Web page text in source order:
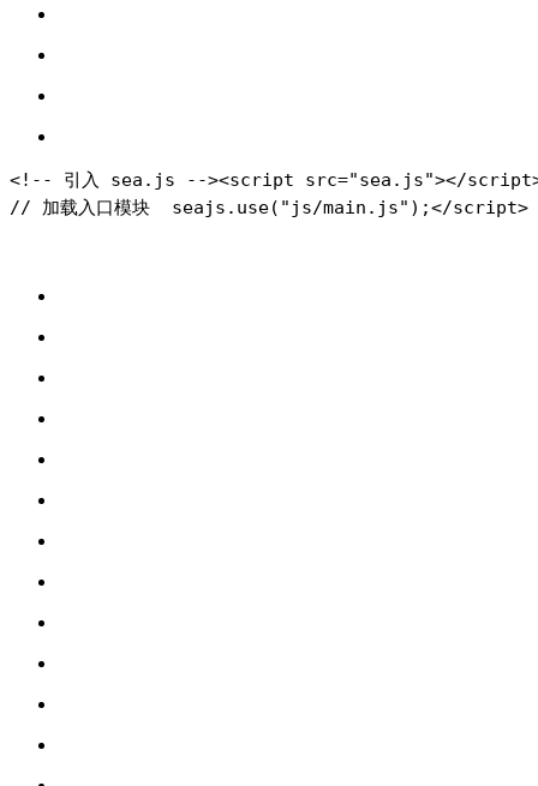
<!-- 引入 sea.js --><script src="sea.js"></
// 加载入口模块
  seajs.use("js/main.js");
</script>